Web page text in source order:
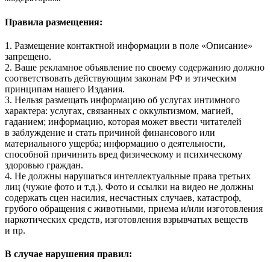
Правила размещения:
1. Размещение контактной информации в поле «Описание»
запрещено.
2. Ваше рекламное объявление по своему содержанию должно
соответствовать действующим законам РФ и этическим
принципам нашего Издания.
3. Нельзя размещать информацию об услугах интимного
характера: услугах, связанных с оккультизмом, магией,
гаданием; информацию, которая может ввести читателей
в заблуждение и стать причиной финансового или
материального ущерба; информацию о деятельности,
способной причинить вред физическому и психическому
здоровью граждан.
4. Не должны нарушаться интеллектуальные права третьих
лиц (чужие фото и т.д.). Фото и ссылки на видео не должны
содержать сцен насилия, несчастных случаев, катастроф,
грубого обращения с животными, приема и/или изготовления
наркотических средств, изготовления взрывчатых веществ
и пр.
В случае нарушения правил: